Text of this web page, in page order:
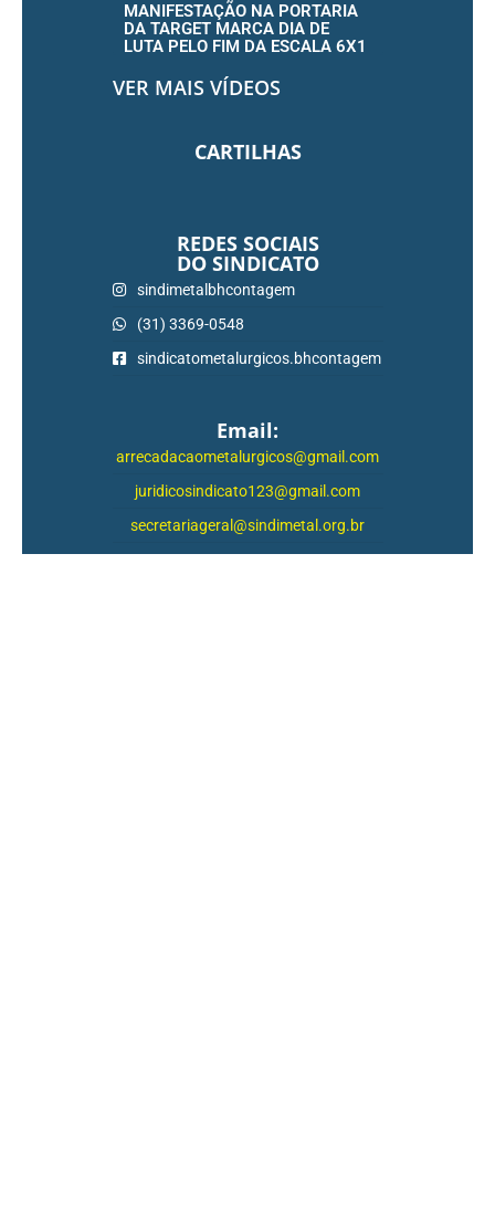
MANIFESTAÇÃO NA PORTARIA
DA TARGET MARCA DIA DE
LUTA PELO FIM DA ESCALA 6X1
VER MAIS VÍDEOS
CARTILHAS
REDES SOCIAIS
DO SINDICATO
sindimetalbhcontagem
(31) 3369-0548
sindicatometalurgicos.bhcontagem
Email:
arrecadacaometalurgicos@gmail.com
juridicosindicato123@gmail.com
secretariageral@sindimetal.org.br